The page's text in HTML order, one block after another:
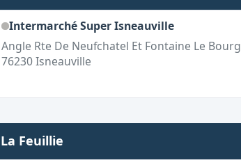
Intermarché Super Isneauville
Angle Rte De Neufchatel Et Fontaine Le Bourg
76230 Isneauville
La Feuillie